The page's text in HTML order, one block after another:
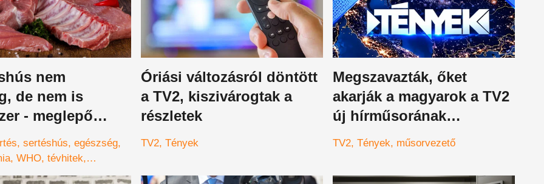
nem
de nem is
sokan
tudnak
sertéshús egészség
WHO tévhitek
Óriási változásról döntött
a TV2, kiszivárogtak a
részletek
TV2 Tények
Megszavazták, őket
akarják a magyarok a TV2
új hírműsorának
vezetésére
TV2 Tények műsorvezető